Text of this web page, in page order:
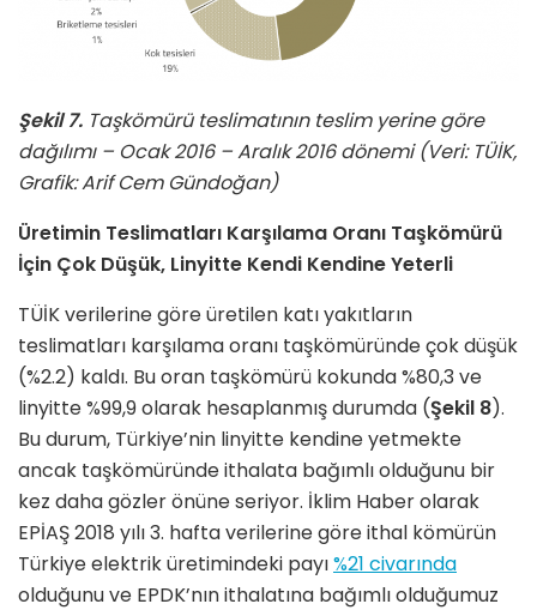
Şekil 7. Taşkömürü teslimatının teslim yerine göre
dağılımı – Ocak 2016 – Aralık 2016 dönemi (Veri: TÜİK,
Grafik: Arif Cem Gündoğan)
Üretimin Teslimatları Karşılama Oranı Taşkömürü
İçin Çok Düşük, Linyitte Kendi Kendine Yeterli
TÜİK verilerine göre üretilen katı yakıtların
teslimatları karşılama oranı taşkömüründe çok düşük
(%2.2) kaldı. Bu oran taşkömürü kokunda %80,3 ve
linyitte %99,9 olarak hesaplanmış durumda (Şekil 8).
Bu durum, Türkiye’nin linyitte kendine yetmekte
ancak taşkömüründe ithalata bağımlı olduğunu bir
kez daha gözler önüne seriyor. İklim Haber olarak
EPİAŞ 2018 yılı 3. hafta verilerine göre ithal kömürün
Türkiye elektrik üretimindeki payı%21 civarında
olduğunu ve EPDK’nın ithalatına bağımlı olduğumuz